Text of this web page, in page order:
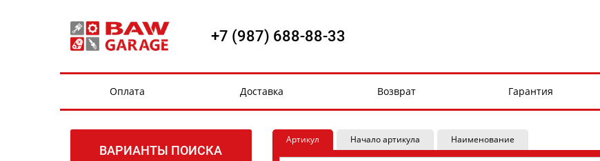
+7 (987) 688-88-33
Оплата Доставка Возврат Гарантия
ВАРИАНТЫ ПОИСКА
Артикул Начало артикула Наименование